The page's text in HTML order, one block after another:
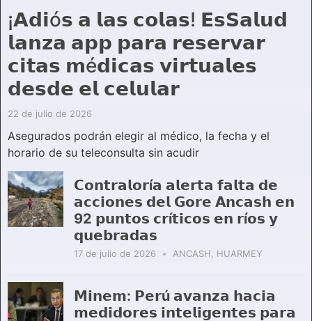
¡𝗔𝗱𝗶ó𝘀 𝗮 𝗹𝗮𝘀 𝗰𝗼𝗹𝗮𝘀! 𝗘𝘀𝗦𝗮𝗹𝘂𝗱
𝗹𝗮𝗻𝘇𝗮 𝗮𝗽𝗽 𝗽𝗮𝗿𝗮 𝗿𝗲𝘀𝗲𝗿𝘃𝗮𝗿
𝗰𝗶𝘁𝗮𝘀 𝗺é𝗱𝗶𝗰𝗮𝘀 𝘃𝗶𝗿𝘁𝘂𝗮𝗹𝗲𝘀
𝗱𝗲𝘀𝗱𝗲 𝗲𝗹 𝗰𝗲𝗹𝘂𝗹𝗮𝗿
22 de julio de 2026
Asegurados podrán elegir al médico, la fecha y el
horario de su teleconsulta sin acudir
𝗖𝗼𝗻𝘁𝗿𝗮𝗹𝗼𝗿í𝗮 𝗮𝗹𝗲𝗿𝘁𝗮 𝗳𝗮𝗹𝘁𝗮 𝗱𝗲
𝗮𝗰𝗰𝗶𝗼𝗻𝗲𝘀 𝗱𝗲𝗹 𝗚𝗼𝗿𝗲 𝗔𝗻𝗰𝗮𝘀𝗵 𝗲𝗻
92 𝗽𝘂𝗻𝘁𝗼𝘀 𝗰𝗿í𝘁𝗶𝗰𝗼𝘀 𝗲𝗻 𝗿í𝗼𝘀 𝘆
𝗾𝘂𝗲𝗯𝗿𝗮𝗱𝗮𝘀
17 de julio de 2026 ANCASH HUARMEY
𝗠𝗶𝗻𝗲𝗺: 𝗣𝗲𝗿ú 𝗮𝘃𝗮𝗻𝘇𝗮 𝗵𝗮𝗰𝗶𝗮
𝗺𝗲𝗱𝗶𝗱𝗼𝗿𝗲𝘀 𝗶𝗻𝘁𝗲𝗹𝗶𝗴𝗲𝗻𝘁𝗲𝘀 𝗽𝗮𝗿𝗮